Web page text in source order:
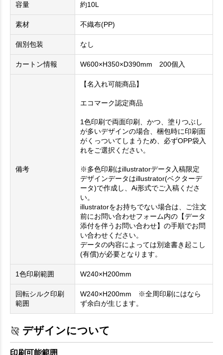
容量 約10L
素材 不織布(PP)
個別包装 なし
カートン情報 W600×H350×D390mm 200個入
備考
【名入れ可能商品】
エコマーク認定商品
1色印刷で両面印刷、かつ、塗りつぶし
が多いデザインの場合、梱包時に印刷面
がくっついてしまうため、必ずOPP袋入
れをご選択ください。
※多色印刷はillustratorデータ入稿限定
デザインデータはillustrator(ベクターデ
ータ)で作成し、Ai形式でご入稿くださ
い。
illustratorをお持ちでない場合は、ご注文
前にお問い合わせフォーム内の【データ
添付を伴うお問い合わせ】の手順でお問
い合わせください。
データの内容によっては別途書き起こし
(有償)が必要となります。
1色印刷範囲 W240×H200mm
回転シルク印刷
範囲
W240×H200mm ※全周印刷にはなら
ず余白が生じます。
デザインについて
印刷可能範囲